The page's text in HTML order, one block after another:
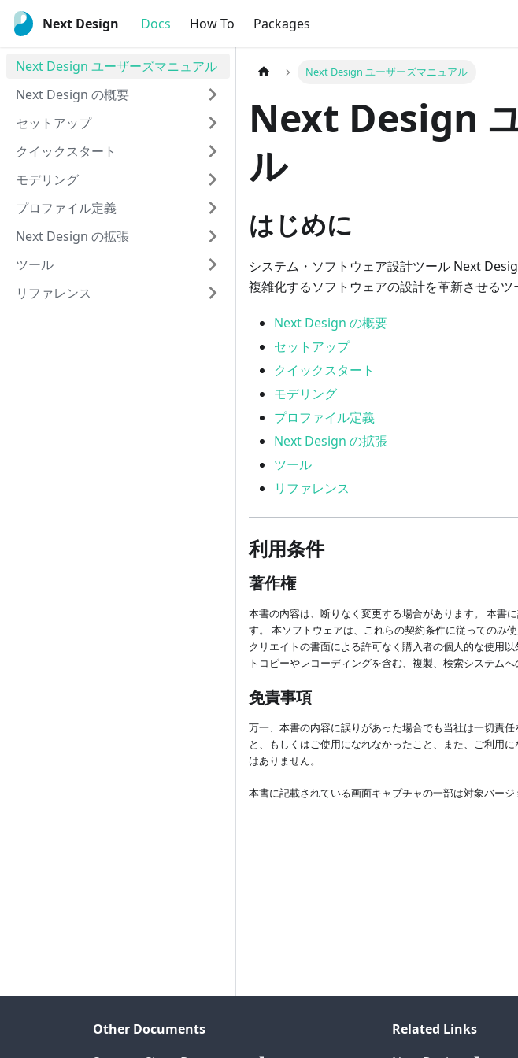
Next Design Docs How To Packages
Next Design ユーザーズマニュアル
Next Design の概要
セットアップ
クイックスタート
モデリング
プロファイル定義
Next Design の拡張
ツール
リファレンス
Next Design ユーザーズマニュアル
Next Design
ル
はじめに
システム・ソフトウェア設計ツール Next
複雑化するソフトウェアの設計を革新させるツ
Next Design の概要
セットアップ
クイックスタート
モデリング
プロファイル定義
Next Design の拡張
ツール
リファレンス
利用条件
著作権
本書の内容は、断りなく変更する場合があります。 本書
す。 本ソフトウェアは、これらの契約条件に従ってのみ
クリエイトの書面による許可なく購入者の個人的な使用
トコピーやレコーディングを含む、複製、検索システム
免責事項
万一、本書の内容に誤りがあった場合でも当社は一切責
と、もしくはご使用になれなかったこと、また、ご利用
はありません。
本書に記載されている画面キャプチャの一部は対象バージ
Other Documents
Related Links